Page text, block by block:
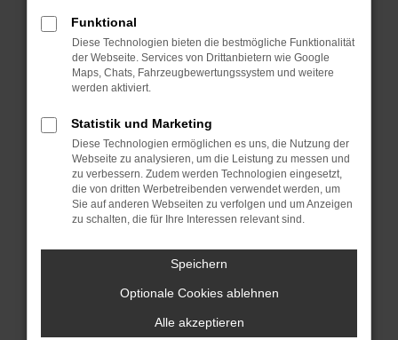
Überprüfe deine Firewall und deine
Internetverbindung.
Laden andere Webseiten, zum Beispiel deine
Suchmaschine?
Manche Erweiterungen, wie Werbeblocker,
können das Laden bestimmter Seiten
verhindern. Funktioniert die Seite in einem
anderen Browser oder in einem privaten
Fenster?
Starte dein Gerät neu.
Das kann manchmal helfen, vorübergehende
Probleme zu beheben.
Stelle sicher, dass dein Browser und dein
Funktional
Diese Technologien bieten die bestmögliche Funktionalität
der Webseite. Services von Drittanbietern wie Google
Maps, Chats, Fahrzeugbewertungssystem und weitere
werden aktiviert.
Statistik und Marketing
Diese Technologien ermöglichen es uns, die Nutzung der
Webseite zu analysieren, um die Leistung zu messen und
zu verbessern. Zudem werden Technologien eingesetzt,
die von dritten Werbetreibenden verwendet werden, um
Sie auf anderen Webseiten zu verfolgen und um Anzeigen
zu schalten, die für Ihre Interessen relevant sind.
Speichern
Optionale Cookies ablehnen
Alle akzeptieren